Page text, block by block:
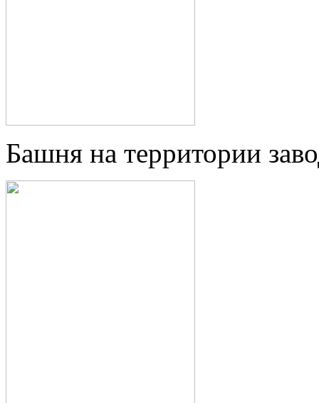
Башня на территории